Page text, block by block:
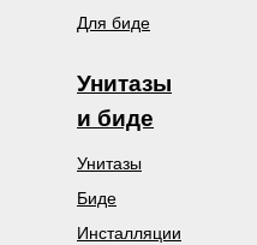
Для биде
Инсталляции
Биде
Унитазы
Унитазы
и биде